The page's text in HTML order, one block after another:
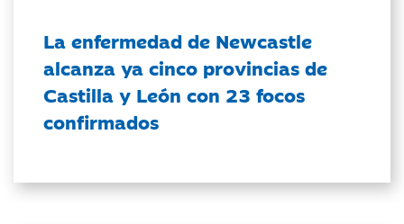
La enfermedad de Newcastle
alcanza ya cinco provincias de
Castilla y León con 23 focos
confirmados